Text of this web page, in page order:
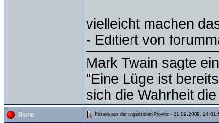
vielleicht machen
- Editiert von
Mark Twain sagte
"Eine Lüge ist
sich die Wahrheit
Biene Possen aus der ungarischen Provinz - 21.09.2009,